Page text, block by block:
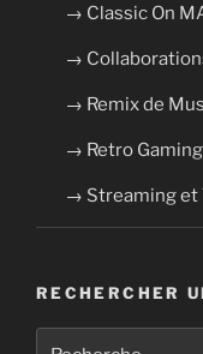
→ Classic On
→
→ Remix de
→ Retro
→ Streaming et
RECHERCHER